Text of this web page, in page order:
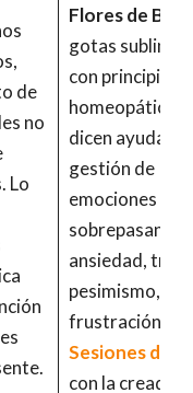
de
no
Lo
Flores de
gotas
con principios
homeopáticos
dicen ayudar a
gestión de
emociones
sobrepasan:
ansiedad,
pesimismo,
frustración,
Sesiones de
con la